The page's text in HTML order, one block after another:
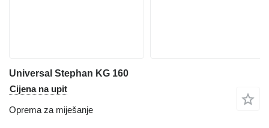
Universal Stephan KG 160
Cijena na upit
Oprema za miješanje